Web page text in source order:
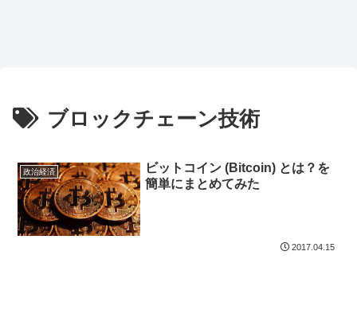
ブロックチェーン技術
政治経済
ビットコイン (Bitcoin) とは？を
簡単にまとめてみた
2017.04.15